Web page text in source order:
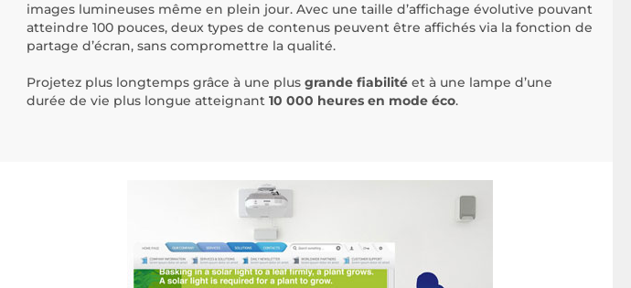
images lumineuses même en plein jour. Avec une taille d’affichage évolutive pouvant
atteindre 100 pouces, deux types de contenus peuvent être affichés via la fonction de
partage d’écran, sans compromettre la qualité.
Projetez plus longtemps grâce à une plus grande fiabilité et à une lampe d’une
durée de vie plus longue atteignant 10 000 heures en mode éco.